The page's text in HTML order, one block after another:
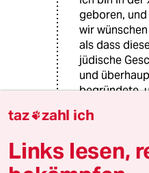
geboren, und
wir
als dass
jüdische
und
begründete,
endlich mal
der
taz zahl ich
Links lesen,